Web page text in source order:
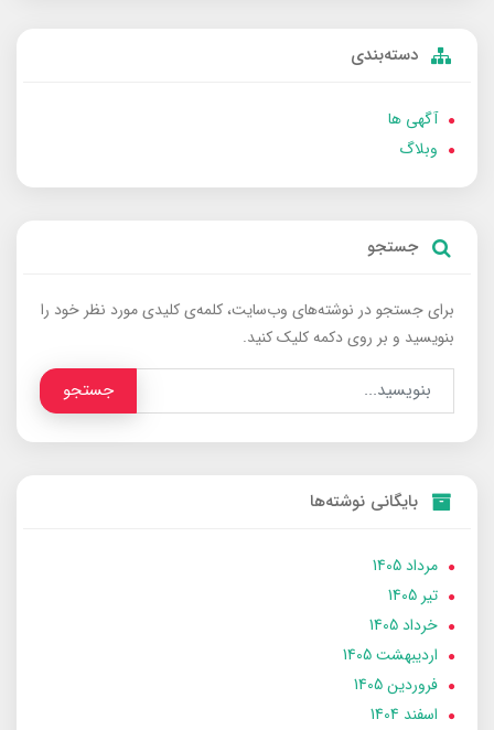
دسته‌بندی
آگهی ها
وبلاگ
جستجو
برای جستجو در نوشته‌های وب‌سایت، کلمه‌ی کلیدی مورد نظر خود را
بنویسید و بر روی دکمه کلیک کنید.
جستجو
بایگانی نوشته‌ها
مرداد 1405
تير 1405
خرداد 1405
ارديبهشت 1405
فروردین 1405
اسفند 1404